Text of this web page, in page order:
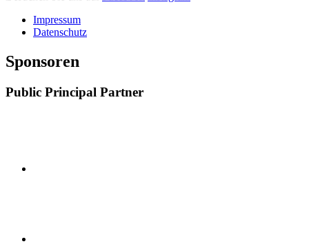
Impressum
Datenschutz
Sponsoren
Public Principal Partner